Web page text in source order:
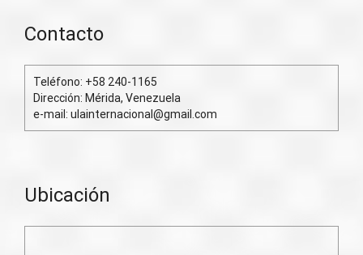
Contacto
Teléfono: +58 240-1165
Dirección: Mérida, Venezuela
e-mail: ulainternacional@gmail.com
Ubicación